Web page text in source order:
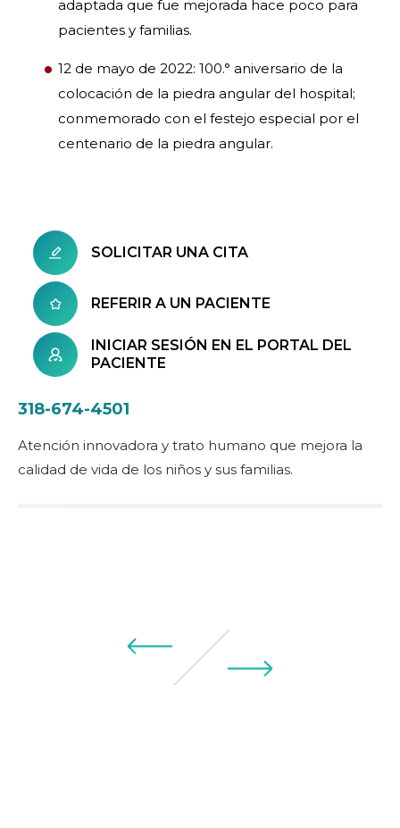
adaptada que fue mejorada hace poco para
pacientes y familias.
12 de mayo de 2022: 100.° aniversario de la
colocación de la piedra angular del hospital;
conmemorado con el festejo especial por el
centenario de la piedra angular.
SOLICITAR UNA CITA
REFERIR A UN PACIENTE
INICIAR SESIÓN EN EL PORTAL DEL
PACIENTE
318-674-4501
Atención innovadora y trato humano que mejora la
calidad de vida de los niños y sus familias.